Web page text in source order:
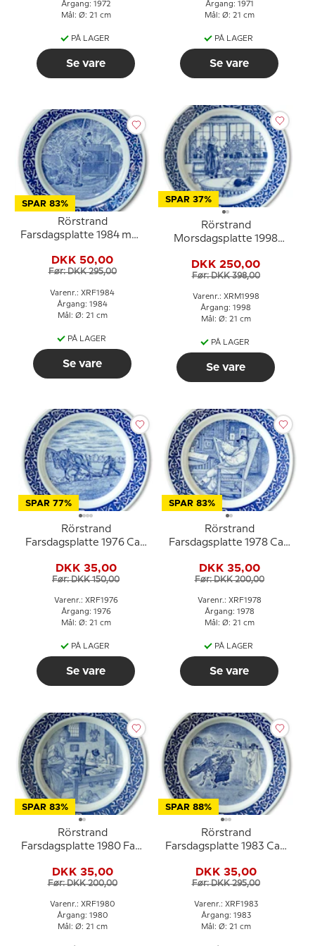
Årgang: 1972
Mål: Ø: 21 cm
PÅ LAGER
Se vare
Årgang: 1971
Mål: Ø: 21 cm
PÅ LAGER
Se vare
SPAR 83%
Rörstrand
Farsdagsplatte 1984 med
DKK 50,00
Før: DKK 295,00
Varenr.: XRF1984
Årgang: 1984
Mål: Ø: 21 cm
PÅ LAGER
Se vare
SPAR 37%
Rörstrand
Morsdagsplatte 1998
DKK 250,00
Før: DKK 398,00
Varenr.: XRM1998
Årgang: 1998
Mål: Ø: 21 cm
PÅ LAGER
Se vare
SPAR 77%
Rörstrand
Farsdagsplatte 1976 Carl
DKK 35,00
Før: DKK 150,00
Varenr.: XRF1976
Årgang: 1976
Mål: Ø: 21 cm
PÅ LAGER
Se vare
SPAR 83%
Rörstrand
Farsdagsplatte 1978 Carl
DKK 35,00
Før: DKK 200,00
Varenr.: XRF1978
Årgang: 1978
Mål: Ø: 21 cm
PÅ LAGER
Se vare
SPAR 83%
Rörstrand
Farsdagsplatte 1980 Fars
DKK 35,00
Før: DKK 200,00
Varenr.: XRF1980
Årgang: 1980
Mål: Ø: 21 cm
SPAR 88%
Rörstrand
Farsdagsplatte 1983 Carl
DKK 35,00
Før: DKK 295,00
Varenr.: XRF1983
Årgang: 1983
Mål: Ø: 21 cm